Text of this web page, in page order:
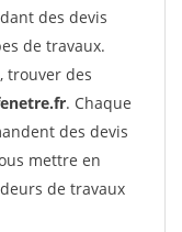
des devis
de travaux.
trouver des
. Chaque
des devis
mettre en
de travaux